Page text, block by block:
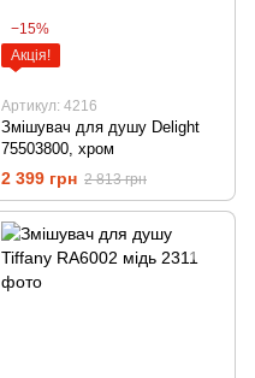
−15%
Акція!
Артикул: 4216
Змішувач для душу Delight
75503800, хром
2 399 грн 2 813 грн